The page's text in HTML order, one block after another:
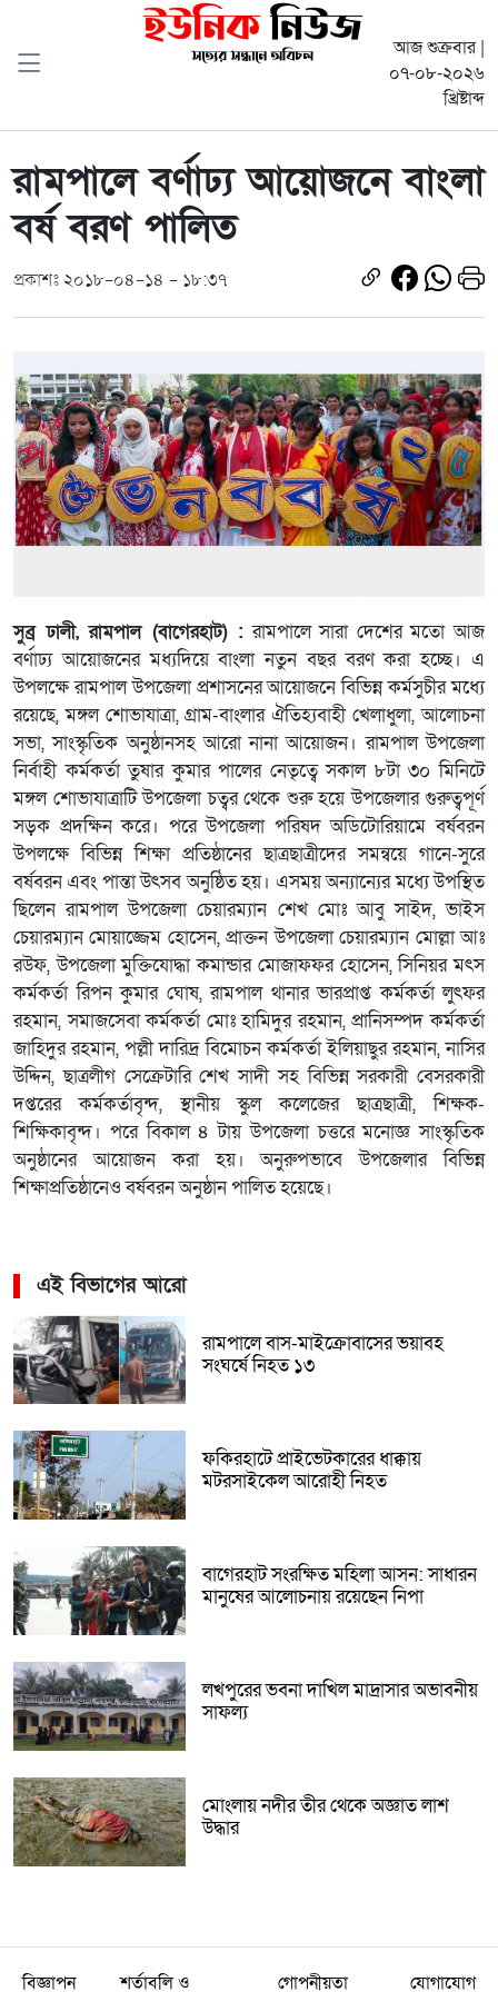
আজ শুক্রবার |
০৭-০৮-২০২৬
খ্রিষ্টাব্দ
রামপালে বর্ণাঢ্য আয়োজনে বাংলা
বর্ষ বরণ পালিত
প্রকাশঃ ২০১৮-০৪-১৪ - ১৮:৩৭
সুব্র ঢালী, রামপাল (বাগেরহাট) : রামপালে সারা দেশের মতো আজ
বর্ণাঢ্য আয়োজনের মধ্যদিয়ে বাংলা নতুন বছর বরণ করা হচ্ছে। এ
উপলক্ষে রামপাল উপজেলা প্রশাসনের আয়োজনে বিভিন্ন কর্মসুচীর মধ্যে
রয়েছে, মঙ্গল শোভাযাত্রা, গ্রাম-বাংলার ঐতিহ্যবাহী খেলাধুলা, আলোচনা
সভা, সাংস্কৃতিক অনুষ্ঠানসহ আরো নানা আয়োজন। রামপাল উপজেলা
নির্বাহী কর্মকর্তা তুষার কুমার পালের নেতৃত্বে সকাল ৮টা ৩০ মিনিটে
মঙ্গল শোভাযাত্রাটি উপজেলা চত্বর থেকে শুরু হয়ে উপজেলার গুরুত্বপূর্ণ
সড়ক প্রদক্ষিন করে। পরে উপজেলা পরিষদ অডিটোরিয়ামে বর্ষবরন
উপলক্ষে বিভিন্ন শিক্ষা প্রতিষ্ঠানের ছাত্রছাত্রীদের সমন্বয়ে গানে-সুরে
বর্ষবরন এবং পান্তা উৎসব অনুষ্ঠিত হয়। এসময় অন্যান্যের মধ্যে উপস্থিত
ছিলেন রামপাল উপজেলা চেয়ারম্যান শেখ মোঃ আবু সাইদ, ভাইস
চেয়ারম্যান মোয়াজ্জেম হোসেন, প্রাক্তন উপজেলা চেয়ারম্যান মোল্লা আঃ
রউফ, উপজেলা মুক্তিযোদ্ধা কমান্ডার মোজাফফর হোসেন, সিনিয়র মৎস
কর্মকর্তা রিপন কুমার ঘোষ, রামপাল থানার ভারপ্রাপ্ত কর্মকর্তা লুৎফর
রহমান, সমাজসেবা কর্মকর্তা মোঃ হামিদুর রহমান, প্রানিসম্পদ কর্মকর্তা
জাহিদুর রহমান, পল্লী দারিদ্র বিমোচন কর্মকর্তা ইলিয়াছুর রহমান, নাসির
উদ্দিন, ছাত্রলীগ সেক্রেটারি শেখ সাদী সহ বিভিন্ন সরকারী বেসরকারী
দপ্তরের কর্মকর্তাবৃন্দ, স্থানীয় স্কুল কলেজের ছাত্রছাত্রী, শিক্ষক-
শিক্ষিকাবৃন্দ। পরে বিকাল ৪ টায় উপজেলা চত্তরে মনোজ্ঞ সাংস্কৃতিক
অনুষ্ঠানের আয়োজন করা হয়। অনুরুপভাবে উপজেলার বিভিন্ন
শিক্ষাপ্রতিষ্ঠানেও বর্ষবরন অনুষ্ঠান পালিত হয়েছে।
এই বিভাগের আরো
রামপালে বাস-মাইক্রোবাসের ভয়াবহ
সংঘর্ষে নিহত ১৩
ফকিরহাটে প্রাইভেটকারের ধাক্কায়
মটরসাইকেল আরোহী নিহত
বাগেরহাট সংরক্ষিত মহিলা আসন: সাধারন
মানুষের আলোচনায় রয়েছেন নিপা
লখপুরের ভবনা দাখিল মাদ্রাসার অভাবনীয়
সাফল্য
মোংলায় নদীর তীর থেকে অজ্ঞাত লাশ
উদ্ধার
বিজ্ঞাপন শর্তাবলি ও গোপনীয়তা যোগাযোগ